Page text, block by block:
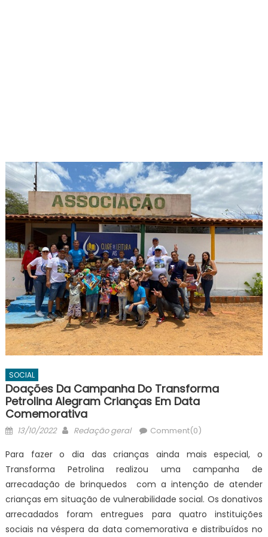
SOCIAL
Doações Da Campanha Do Transforma
Petrolina Alegram Crianças Em Data
Comemorativa
Posted
13/10/2022 Author
Redação geral Comment(0)
Para fazer o dia das crianças ainda mais especial, o
Transforma Petrolina realizou uma campanha de
arrecadação de brinquedos com a intenção de atender
crianças em situação de vulnerabilidade social. Os donativos
arrecadados foram entregues para quatro instituições
sociais na véspera da data comemorativa e distribuídos no